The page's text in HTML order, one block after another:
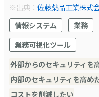
※出典：佐藤薬品工業株式
ル・情報資産管理ソフトな
情報システム 業務
業務可視化ツール
外部からのセキュリティを
内部のセキュリティを高め
コストを削減したい